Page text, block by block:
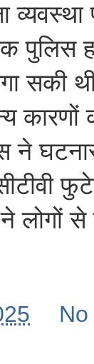
पुलिस
सकी
कारणों
ने
लोगों से